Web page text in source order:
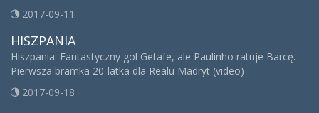
2017-09-11
HISZPANIA
Hiszpania: Fantastyczny gol Getafe, ale Paulinho ratuje Barcę.
Pierwsza bramka 20-latka dla Realu Madryt (video)
2017-09-18